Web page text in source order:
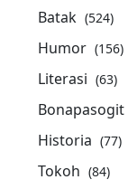
Batak (524)
Humor (156)
Literasi (63)
Bonapasogit
Historia (77)
Tokoh (84)